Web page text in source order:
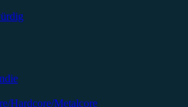
Hardcore/Metalcore